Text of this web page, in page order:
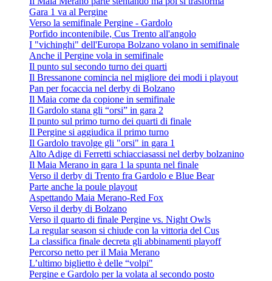
Gara 1 va al Pergine
Verso la semifinale Pergine - Gardolo
Porfido incontenibile, Cus Trento all'angolo
I "vichinghi" dell'Europa Bolzano volano in semifinale
Anche il Pergine vola in semifinale
Il punto sul secondo turno dei quarti
Il Bressanone comincia nel migliore dei modi i playout
Pan per focaccia nel derby di Bolzano
Il Maia come da copione in semifinale
Il Gardolo stana gli “orsi” in gara 2
Il punto sul primo turno dei quarti di finale
Il Pergine si aggiudica il primo turno
Il Gardolo travolge gli "orsi" in gara 1
Alto Adige di Ferretti schiacciasassi nel derby bolzanino
Il Maia Merano in gara 1 la spunta nel finale
Verso il derby di Trento fra Gardolo e Blue Bear
Parte anche la poule playout
Aspettando Maia Merano-Red Fox
Verso il derby di Bolzano
Verso il quarto di finale Pergine vs. Night Owls
La regular season si chiude con la vittoria del Cus
La classifica finale decreta gli abbinamenti playoff
Percorso netto per il Maia Merano
L’ultimo biglietto è delle “volpi"
Pergine e Gardolo per la volata al secondo posto